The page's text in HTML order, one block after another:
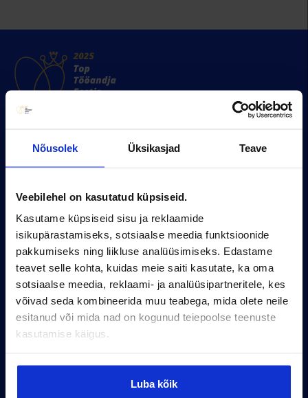
Nõusolek Üksikasjad Teave
Veebilehel on kasutatud küpsiseid.
Kasutame küpsiseid sisu ja reklaamide
isikupärastamiseks, sotsiaalse meedia funktsioonide
pakkumiseks ning liikluse analüüsimiseks. Edastame
teavet selle kohta, kuidas meie saiti kasutate, ka oma
sotsiaalse meedia, reklaami- ja analüüsipartneritele, kes
võivad seda kombineerida muu teabega, mida olete neile
esitanud või mida nad on kogunud teiepoolse teenuste
kasutamise käigus.
Luba kõik
Arhiiv
Kasutustingimused
Pärnu mnt 158/1, 11317, Tallinn
+372 6990 555
turundus@cv.ee
Eesti